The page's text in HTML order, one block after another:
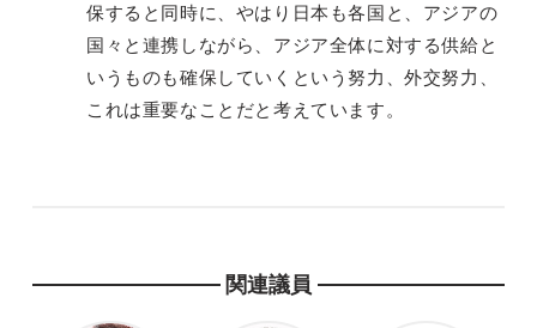
保すると同時に、やはり日本も各国と、アジアの
国々と連携しながら、アジア全体に対する供給と
いうものも確保していくという努力、外交努力、
これは重要なことだと考えています。
関連議員